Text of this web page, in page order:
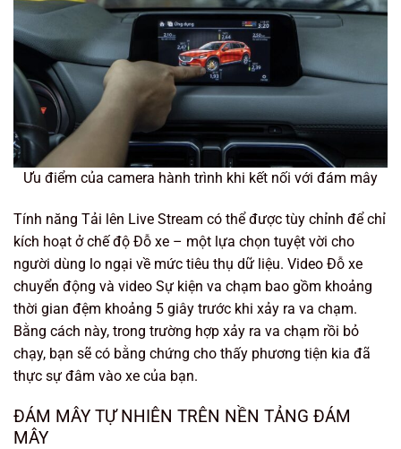
Ưu điểm của camera hành trình khi kết nối với đám mây
Tính năng Tải lên Live Stream có thể được tùy chỉnh để chỉ
kích hoạt ở chế độ Đỗ xe – một lựa chọn tuyệt vời cho
người dùng lo ngại về mức tiêu thụ dữ liệu. Video Đỗ xe
chuyển động và video Sự kiện va chạm bao gồm khoảng
thời gian đệm khoảng 5 giây trước khi xảy ra va chạm.
Bằng cách này, trong trường hợp xảy ra va chạm rồi bỏ
chạy, bạn sẽ có bằng chứng cho thấy phương tiện kia đã
thực sự đâm vào xe của bạn.
ĐÁM MÂY TỰ NHIÊN TRÊN NỀN TẢNG ĐÁM
MÂY